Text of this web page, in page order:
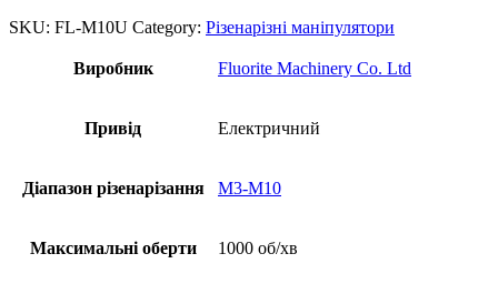
SKU: FL-M10U Category: Різенарізні маніпулятори
Виробник Fluorite Machinery Co. Ltd
Привід Електричний
Діапазон різенарізання M3-M10
Максимальні оберти 1000 об/хв